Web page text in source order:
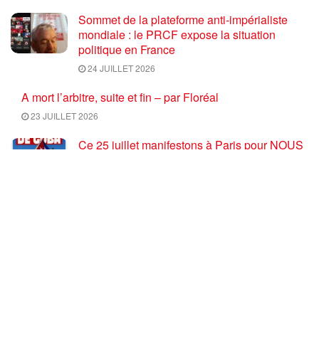
Sommet de la plateforme anti-impérialiste
mondiale : le PRCF expose la situation
politique en France
24 JUILLET 2026
A mort l’arbitre, suite et fin – par Floréal
23 JUILLET 2026
Ce 25 juillet manifestons à Paris pour NOUS